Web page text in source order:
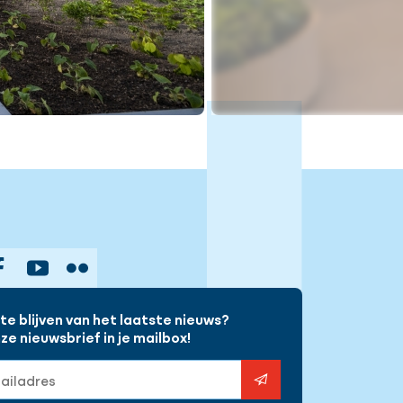
YouTubeFlickr
blijven van het laatste nieuws?
nieuwsbrief in je mailbox!